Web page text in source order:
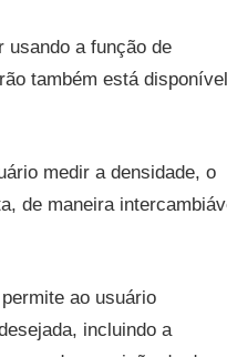
usando a função de
também está
medir a densidade, o
de maneira
ao usuário
incluindo a